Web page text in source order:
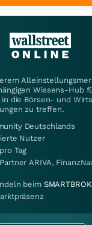
Wissens-Hub
in die Börsen- und
zu treffen.
Deutschlands
Nutzer
Tag
ARIVA,
beim